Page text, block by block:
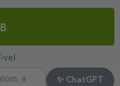
vel
✨ ChatGPT